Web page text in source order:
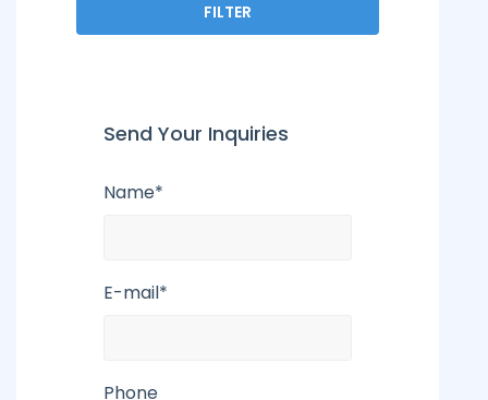
FILTER
Send Your Inquiries
Name*
E-mail*
Phone